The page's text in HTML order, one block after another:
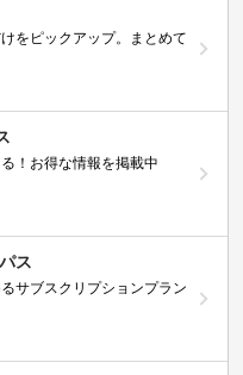
をピックアップ。まとめて
！お得な情報を掲載中
ス
サブスクリプションプラン